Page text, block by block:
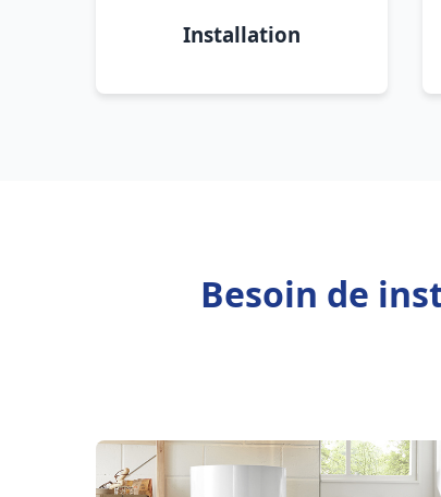
Installation
Besoin de